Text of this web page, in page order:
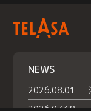
NEWS
2026.08.01